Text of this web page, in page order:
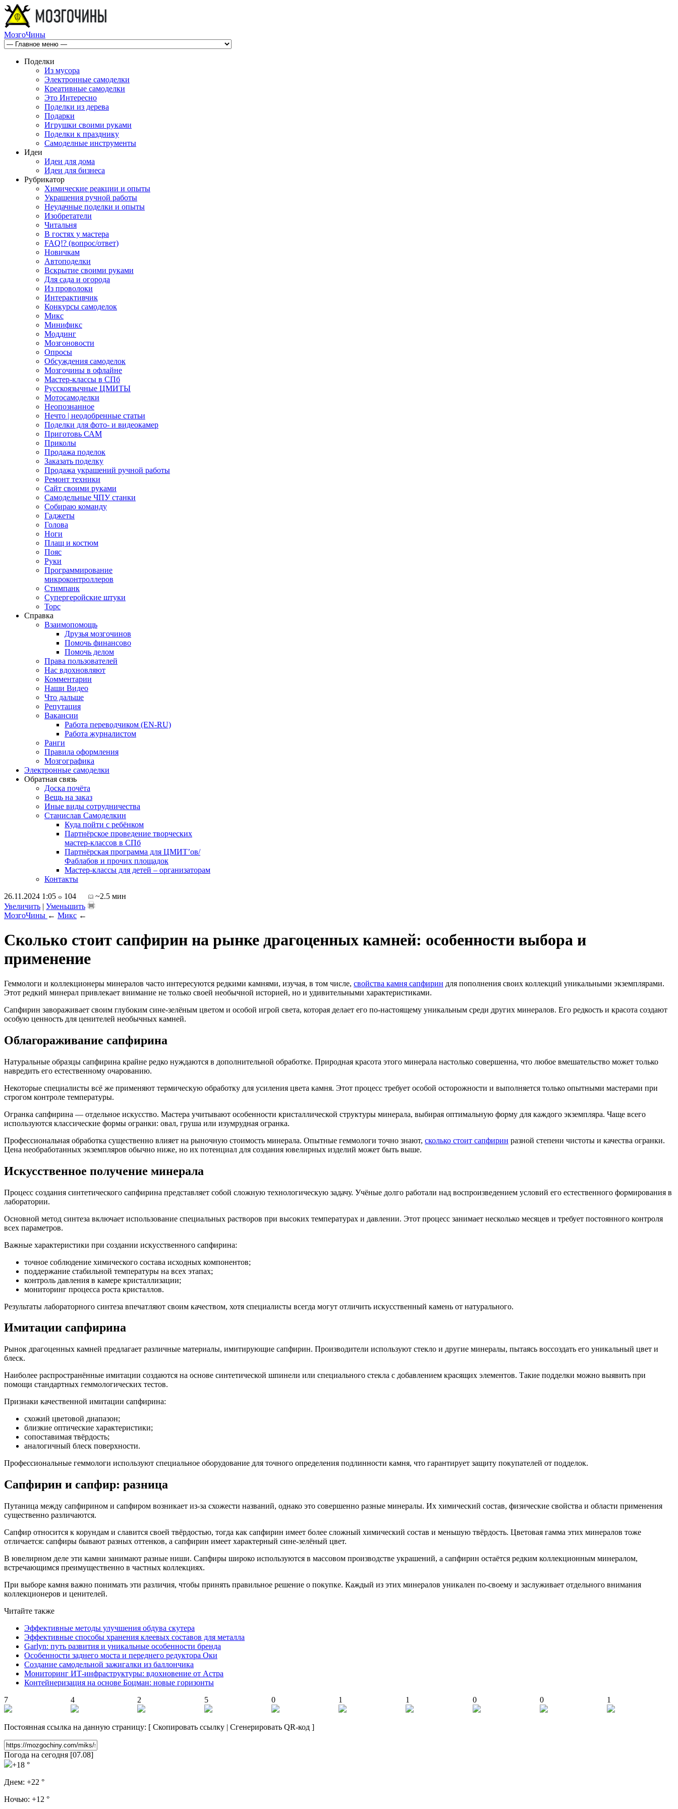
МозгоЧины
Поделки
Из мусора
Электронные самоделки
Креативные самоделки
Это Интересно
Поделки из дерева
Подарки
Игрушки своими руками
Поделки к празднику
Самоделные инструменты
Идеи
Идеи для дома
Идеи для бизнеса
Рубрикатор
Химические реакции и опыты
Украшения ручной работы
Неудачные поделки и опыты
Изобретатели
Читальня
В гостях у мастера
FAQ!? (вопрос/ответ)
Новичкам
Автоподелки
Вскрытие своими руками
Для сада и огорода
Из проволоки
Интерактивчик
Конкурсы самоделок
Микс
Минификс
Моддинг
Мозгоновости
Опросы
Обсуждения самоделок
Мозгочины в офлайне
Мастер-классы в СПб
Русскоязычные ЦМИТЫ
Мотосамоделки
Неопознанное
Нечто | неодобренные статьи
Поделки для фото- и видеокамер
Приготовь САМ
Приколы
Продажа поделок
Заказать поделку
Продажа украшений ручной работы
Ремонт техники
Сайт своими руками
Самодельные ЧПУ станки
Собираю команду
Гаджеты
Голова
Ноги
Плащ и костюм
Пояс
Руки
Программирование
микроконтроллеров
Стимпанк
Супергеройские штуки
Торс
Справка
Взаимопомощь
Друзья мозгочинов
Помочь финансово
Помочь делом
Права пользователей
Нас вдохновляют
Комментарии
Наши Видео
Что дальше
Репутация
Вакансии
Работа переводчиком (EN-RU)
Работа журналистом
Ранги
Правила оформления
Мозгографика
Электронные самоделки
Обратная связь
Доска почёта
Вещь на заказ
Иные виды сотрудничества
Станислав Самоделкин
Куда пойти с ребёнком
Партнёрское проведение творческих
мастер-классов в СПб
Партнёрская программа для ЦМИТ’ов/
Фаблабов и прочих площадок
Мастер-классы для детей – организаторам
Контакты
26.11.2024 1:05
104
~2.5 мин
Увеличить | Уменьшить
МозгоЧины ← Микс ←
Сколько стоит сапфирин на рынке драгоценных камней: особенности выбора и
применение
Геммологи и коллекционеры минералов часто интересуются редкими камнями, изучая, в том числе, свойства камня сапфирин для пополнения своих коллекций уникальными экземплярами.
Этот редкий минерал привлекает внимание не только своей необычной историей, но и удивительными характеристиками.
Сапфирин завораживает своим глубоким сине-зелёным цветом и особой игрой света, которая делает его по-настоящему уникальным среди других минералов. Его редкость и красота создают
особую ценность для ценителей необычных камней.
Облагораживание сапфирина
Натуральные образцы сапфирина крайне редко нуждаются в дополнительной обработке. Природная красота этого минерала настолько совершенна, что любое вмешательство может только
навредить его естественному очарованию.
Некоторые специалисты всё же применяют термическую обработку для усиления цвета камня. Этот процесс требует особой осторожности и выполняется только опытными мастерами при
строгом контроле температуры.
Огранка сапфирина — отдельное искусство. Мастера учитывают особенности кристаллической структуры минерала, выбирая оптимальную форму для каждого экземпляра. Чаще всего
используются классические формы огранки: овал, груша или изумрудная огранка.
Профессиональная обработка существенно влияет на рыночную стоимость минерала. Опытные геммологи точно знают, сколько стоит сапфирин разной степени чистоты и качества огранки.
Цена необработанных экземпляров обычно ниже, но их потенциал для создания ювелирных изделий может быть выше.
Искусственное получение минерала
Процесс создания синтетического сапфирина представляет собой сложную технологическую задачу. Учёные долго работали над воспроизведением условий его естественного формирования в
лаборатории.
Основной метод синтеза включает использование специальных растворов при высоких температурах и давлении. Этот процесс занимает несколько месяцев и требует постоянного контроля
всех параметров.
Важные характеристики при создании искусственного сапфирина:
точное соблюдение химического состава исходных компонентов;
поддержание стабильной температуры на всех этапах;
контроль давления в камере кристаллизации;
мониторинг процесса роста кристаллов.
Результаты лабораторного синтеза впечатляют своим качеством, хотя специалисты всегда могут отличить искусственный камень от натурального.
Имитации сапфирина
Рынок драгоценных камней предлагает различные материалы, имитирующие сапфирин. Производители используют стекло и другие минералы, пытаясь воссоздать его уникальный цвет и
блеск.
Наиболее распространённые имитации создаются на основе синтетической шпинели или специального стекла с добавлением красящих элементов. Такие подделки можно выявить при
помощи стандартных геммологических тестов.
Признаки качественной имитации сапфирина:
схожий цветовой диапазон;
близкие оптические характеристики;
сопоставимая твёрдость;
аналогичный блеск поверхности.
Профессиональные геммологи используют специальное оборудование для точного определения подлинности камня, что гарантирует защиту покупателей от подделок.
Сапфирин и сапфир: разница
Путаница между сапфирином и сапфиром возникает из-за схожести названий, однако это совершенно разные минералы. Их химический состав, физические свойства и области применения
существенно различаются.
Сапфир относится к корундам и славится своей твёрдостью, тогда как сапфирин имеет более сложный химический состав и меньшую твёрдость. Цветовая гамма этих минералов тоже
отличается: сапфиры бывают разных оттенков, а сапфирин имеет характерный сине-зелёный цвет.
В ювелирном деле эти камни занимают разные ниши. Сапфиры широко используются в массовом производстве украшений, а сапфирин остаётся редким коллекционным минералом,
встречающимся преимущественно в частных коллекциях.
При выборе камня важно понимать эти различия, чтобы принять правильное решение о покупке. Каждый из этих минералов уникален по-своему и заслуживает отдельного внимания
коллекционеров и ценителей.
Читайте также
Эффективные методы улучшения обдува скутера
Эффективные способы хранения клеевых составов для металла
Garlyn: путь развития и уникальные особенности бренда
Особенности заднего моста и переднего редуктора Оки
Создание самодельной зажигалки из баллончика
Мониторинг ИТ-инфраструктуры: вдохновение от Астра
Контейнеризация на основе Боцман: новые горизонты
7
4 2 5 0 1 1 0 0 1
Постоянная ссылка на данную страницу: [ Скопировать ссылку | Сгенерировать QR-код ]
Погода на сегодня [07.08]
+18 °
Днем: +22 °
Ночью: +12 °